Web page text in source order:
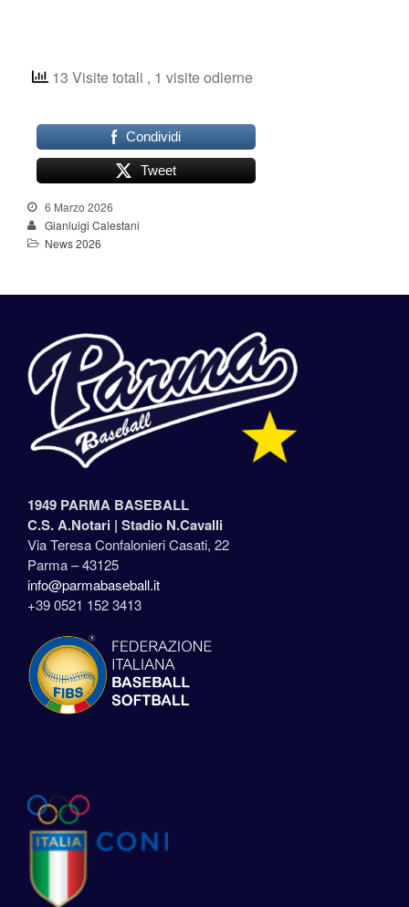
13 Visite totali , 1 visite odierne
Condividi
Tweet
6 Marzo 2026
Gianluigi Calestani
News 2026
1949 PARMA BASEBALL
C.S. A.Notari | Stadio N.Cavalli
Via Teresa Confalonieri Casati, 22
Parma – 43125
info@parmabaseball.it
+39 0521 152 3413